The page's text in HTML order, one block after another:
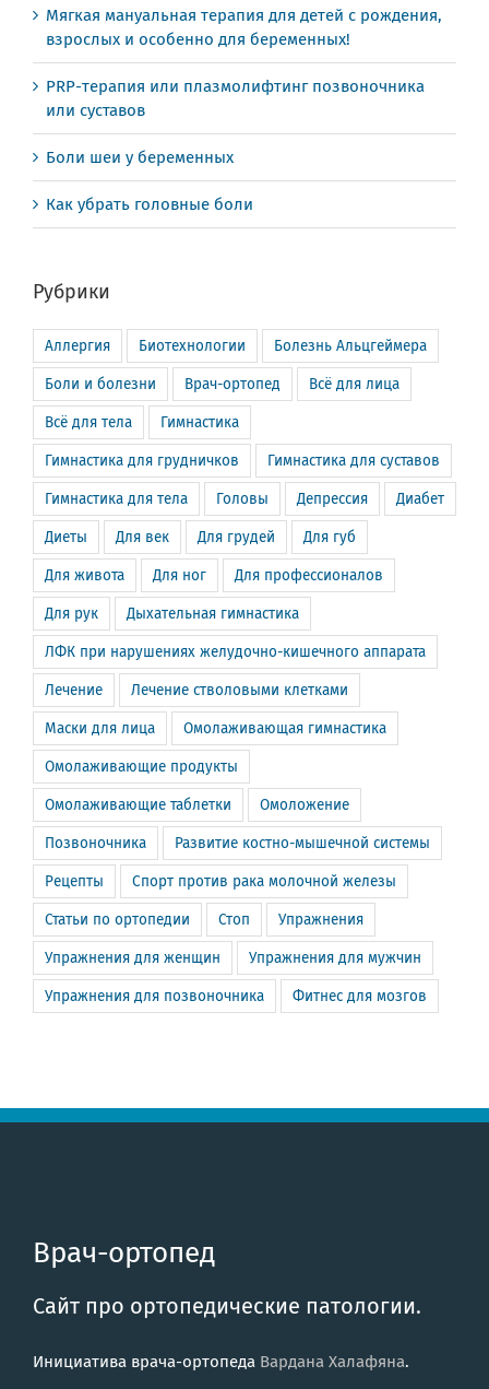
Мягкая мануальная терапия для детей с рождения,
взрослых и особенно для беременных!
PRP-терапия или плазмолифтинг позвоночника
или суставов
Боли шеи у беременных
Как убрать головные боли
Рубрики
Аллергия Биотехнологии Болезнь Альцгеймера
Боли и болезни Врач-ортопед Всё для лица
Всё для тела Гимнастика
Гимнастика для грудничков Гимнастика для суставов
Гимнастика для тела Головы Депрессия Диабет
Диеты Для век Для грудей Для губ
Для живота Для ног Для профессионалов
Для рук Дыхательная гимнастика
ЛФК при нарушениях желудочно-кишечного аппарата
Лечение Лечение стволовыми клетками
Маски для лица Омолаживающая гимнастика
Омолаживающие продукты
Омолаживающие таблетки Омоложение
Позвоночника Развитие костно-мышечной системы
Рецепты Спорт против рака молочной железы
Статьи по ортопедии Стоп Упражнения
Упражнения для женщин Упражнения для мужчин
Упражнения для позвоночника Фитнес для мозгов
Врач-ортопед
Сайт про ортопедические патологии.
Инициатива врача-ортопеда Вардана Халафяна.